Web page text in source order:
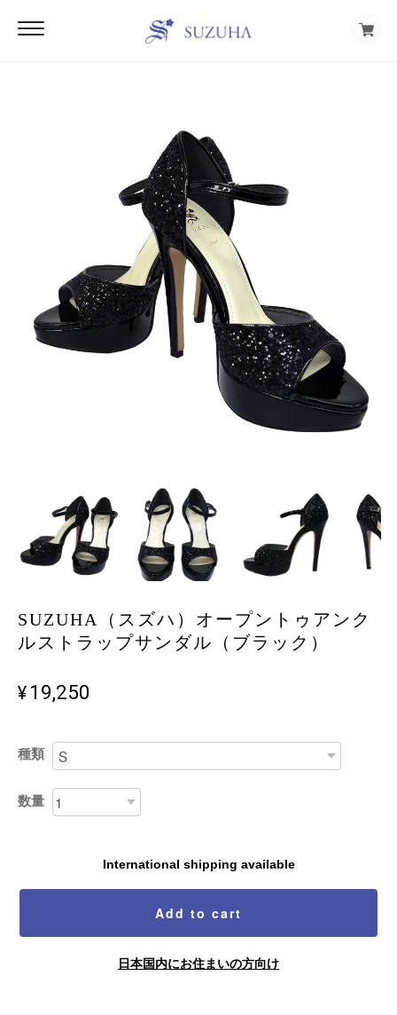
SUZUHA（スズハ）オープントゥアンク
ルストラップサンダル（ブラック）
¥19,250
種類
数量
International shipping available
Add to cart
日本国内にお住まいの方向け